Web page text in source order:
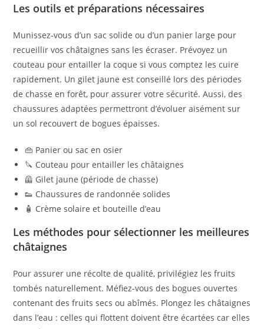
Les outils et préparations nécessaires
Munissez-vous d’un sac solide ou d’un panier large pour
recueillir vos châtaignes sans les écraser. Prévoyez un
couteau pour entailler la coque si vous comptez les cuire
rapidement. Un gilet jaune est conseillé lors des périodes
de chasse en forêt, pour assurer votre sécurité. Aussi, des
chaussures adaptées permettront d’évoluer aisément sur
un sol recouvert de bogues épaisses.
👜 Panier ou sac en osier
🔪 Couteau pour entailler les châtaignes
🦺 Gilet jaune (période de chasse)
👟 Chaussures de randonnée solides
🧴 Crème solaire et bouteille d’eau
Les méthodes pour sélectionner les meilleures
châtaignes
Pour assurer une récolte de qualité, privilégiez les fruits
tombés naturellement. Méfiez-vous des bogues ouvertes
contenant des fruits secs ou abîmés. Plongez les châtaignes
dans l’eau : celles qui flottent doivent être écartées car elles